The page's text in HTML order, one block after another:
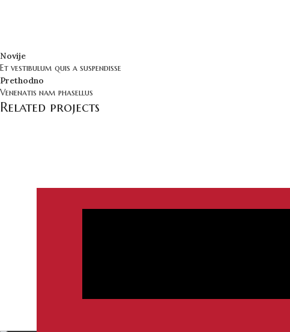
Novije
Et vestibulum quis a suspendisse
Prethodno
Venenatis nam phasellus
Related projects